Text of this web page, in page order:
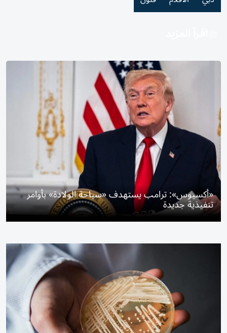
«أكسيوس»: ترامب يستهدف «سياحة الولادة» بأوامر
تنفيذية جديدة